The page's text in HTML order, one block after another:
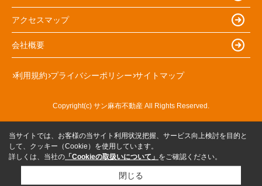
アクセスマップ
会社概要
利用規約 プライバシーポリシー サイトマップ
Copyright(c) サン麻布不動産 All Rights Reserved.
当サイトでは、お客様の当サイト利用状況把握、サービス向上検討を目的と
して、クッキー（Cookie）を使用しています。
詳しくは、当社の 「Cookieの取扱いについて」 をご確認ください。
閉じる